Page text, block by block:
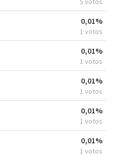
0,01%
1 votos
0,01%
1 votos
0,01%
1 votos
0,01%
1 votos
0,01%
1 votos